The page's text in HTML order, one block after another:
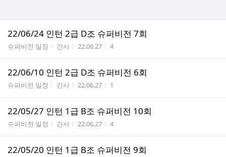
22/06/24 인턴 2급 D조 슈퍼비전 7회
게시판명
슈퍼비전 일정 작성자
간사 작성시간
22.06.27 조회수
4
22/06/10 인턴 2급 D조 슈퍼비전 6회
게시판명
슈퍼비전 일정 작성자
간사 작성시간
22.06.27 조회수
1
22/05/27 인턴 1급 B조 슈퍼비전 10회
게시판명
슈퍼비전 일정 작성자
간사 작성시간
22.06.27 조회수
4
22/05/20 인턴 1급 B조 슈퍼비전 9회